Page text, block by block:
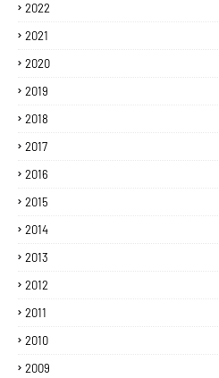
2022
2021
2020
2019
2018
2017
2016
2015
2014
2013
2012
2011
2010
2009